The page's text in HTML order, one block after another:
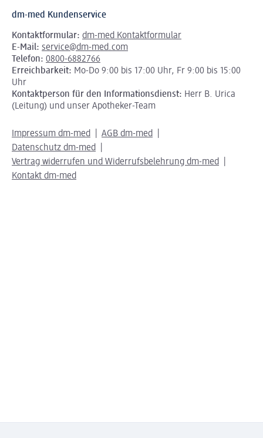
dm-med Kundenservice
Kontaktformular: dm-med Kontaktformular
E-Mail: service@dm-med.com
Telefon: 0800-6882766
Erreichbarkeit: Mo-Do 9:00 bis 17:00 Uhr, Fr 9:00 bis 15:00
Uhr
Kontaktperson für den Informationsdienst: Herr B. Urica
(Leitung) und unser Apotheker-Team
Impressum dm-med
AGB dm-med
Datenschutz dm-med
Vertrag widerrufen und Widerrufsbelehrung dm-med
Kontakt dm-med